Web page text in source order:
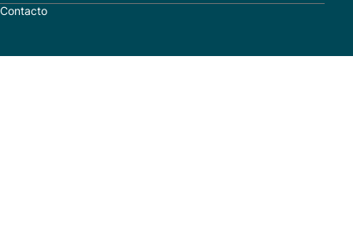
Contacto